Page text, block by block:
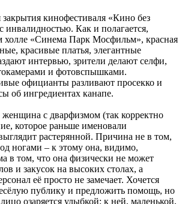
кинофестиваля «Кино без
инвалидностью. Как и полагается,
холле «Синема Парк Мосфильм», красная
красивые платья, элегантные
интервью, зрители делают селфи,
и фотовспышками.
официанты разливают просекко и
об ингредиентах канапе.
женщина с дварфизмом (так корректно
которое раньше именовали
растерянной. Причина не в том,
ногами – к этому она, видимо,
в том, что она физически не может
и закусок на высоких столах, а
её просто не замечает. Хочется
публику и предложить помощь, но
озаряется улыбкой: к ней, маленькой,